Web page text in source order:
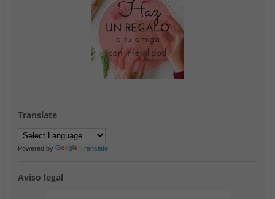
Translate
Powered by Translate
Aviso legal